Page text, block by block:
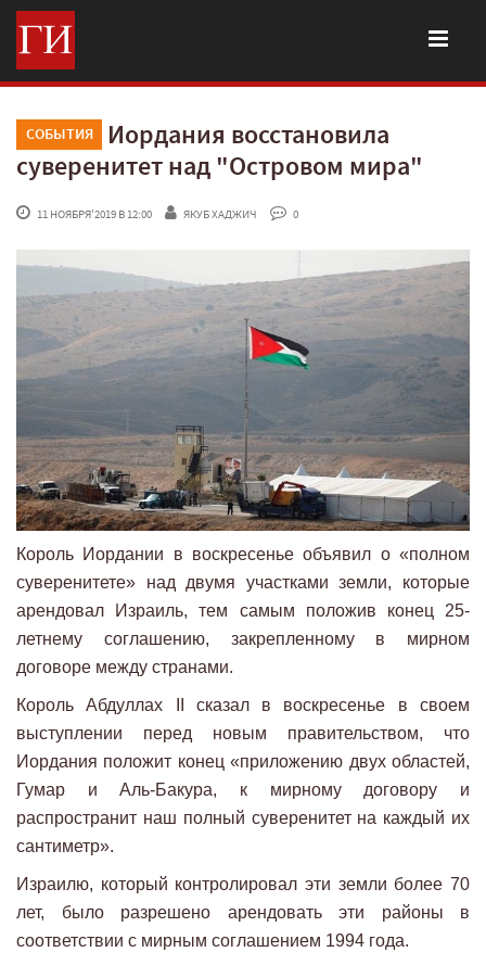
СОБЫТИЯ
Иордания восстановила
суверенитет над "Островом мира"
11 НОЯБРЯ'2019 В 12:00 ЯКУБ ХАДЖИЧ 0
Король Иордании в воскресенье объявил о «полном
суверенитете» над двумя участками земли, которые
арендовал Израиль, тем самым положив конец 25-
летнему соглашению, закрепленному в мирном
договоре между странами.
Король Абдуллах II сказал в воскресенье в своем
выступлении перед новым правительством, что
Иордания положит конец «приложению двух областей,
Гумар и Аль-Бакура, к мирному договору и
распространит наш полный суверенитет на каждый их
сантиметр».
Израилю, который контролировал эти земли более 70
лет, было разрешено арендовать эти районы в
соответствии с мирным соглашением 1994 года.